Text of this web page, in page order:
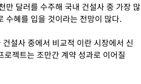
만 달러를 수주해 국내 건설사 중 가장 많
수혜를 입을 것이라는 전망이 많다.
설사 중에서 비교적 이란 시장에서 신
젝트는 조만간 계약 성과로 이어질